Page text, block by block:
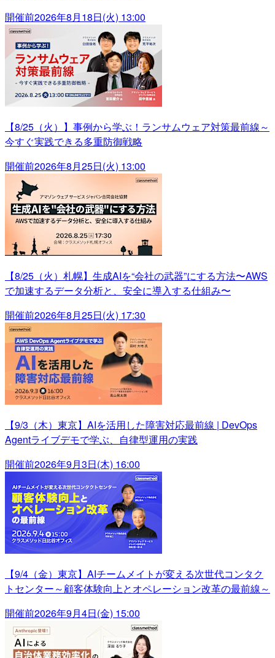
開催前2026年8月18日(火) 13:00
【8/25（火）】事例から学ぶ！ランサムウェア対策最前線～
今すぐ実践できる多重防御戦略
開催前2026年8月25日(火) 13:00
【8/25（火）札幌】生成AIを“会社の武器”にする方法〜AWS
で加速するデータ分析と、安全に導入する仕組み〜
開催前2026年8月25日(火) 17:30
【9/3（木）東京】AIを活用した障害対応最前線 | DevOps
Agentライブデモで学ぶ、自律型運用の実践
開催前2026年9月3日(木) 16:00
【9/4（金）東京】AIチームメイトが変える次世代コンタク
トセンター～顧客体験向上とオペレーション改革の最前線～
開催前2026年9月4日(金) 15:00